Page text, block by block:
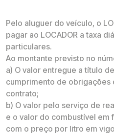
Pelo aluguer do veículo, o
pagar ao LOCADOR a taxa
particulares.
Ao montante previsto no
a) O valor entregue a título
cumprimento de
contrato;
b) O valor pelo serviço de
e o valor do combustível em
com o preço por litro em